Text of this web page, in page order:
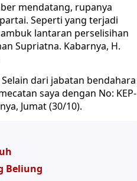
mendatang, rupanya
Seperti yang terjadi
lantaran perselisihan
Supriatna. Kabarnya, H.
dari jabatan bendahara
saya dengan No: KEP-
Jumat (30/10).
Beliung